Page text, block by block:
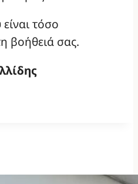
τόσο
βοήθειά σας.